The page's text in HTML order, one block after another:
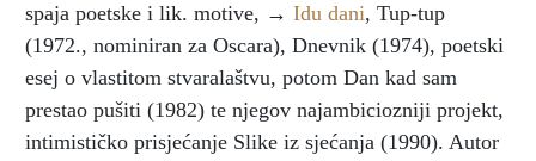
spaja poetske i lik. motive, → Idu dani, Tup-tup
(1972., nominiran za Oscara), Dnevnik (1974), poetski
esej o vlastitom stvaralaštvu, potom Dan kad sam
prestao pušiti (1982) te njegov najambiciozniji projekt,
intimističko prisjećanje Slike iz sjećanja (1990). Autor